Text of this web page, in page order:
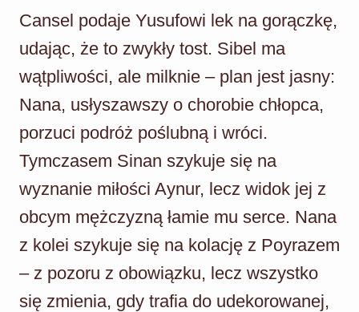
Cansel podaje Yusufowi lek na gorączkę,
udając, że to zwykły tost. Sibel ma
wątpliwości, ale milknie – plan jest jasny:
Nana, usłyszawszy o chorobie chłopca,
porzuci podróż poślubną i wróci.
Tymczasem Sinan szykuje się na
wyznanie miłości Aynur, lecz widok jej z
obcym mężczyzną łamie mu serce. Nana
z kolei szykuje się na kolację z Poyrazem
– z pozoru z obowiązku, lecz wszystko
się zmienia, gdy trafia do udekorowanej,